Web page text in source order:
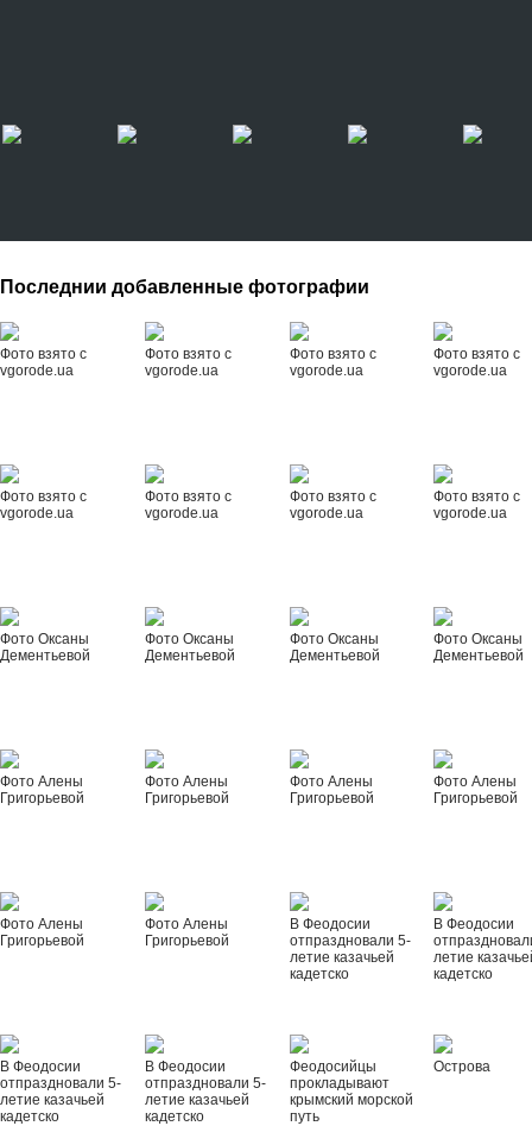
Последнии добавленные фотографии
Фото взято с
vgorode.ua
Фото взято с
vgorode.ua
Фото взято с
vgorode.ua
Фото взято с
vgorode.ua
Фото взято с
vgorode.ua
Фото взято с
vgorode.ua
Фото взято с
vgorode.ua
Фото взято с
vgorode.ua
Фото Оксаны
Дементьевой
Фото Оксаны
Дементьевой
Фото Оксаны
Дементьевой
Фото Оксаны
Дементьевой
Фото Алены
Григорьевой
Фото Алены
Григорьевой
Фото Алены
Григорьевой
Фото Алены
Григорьевой
Фото Алены
Григорьевой
Фото Алены
Григорьевой
В Феодосии
отпраздновали 5-
летие казачьей
кадетско
В Феодосии
летие
кадетско
В Феодосии
отпраздновали 5-
летие казачьей
кадетско
В Феодосии
отпраздновали 5-
летие казачьей
кадетско
Феодосийцы
прокладывают
крымский морской
путь
Острова